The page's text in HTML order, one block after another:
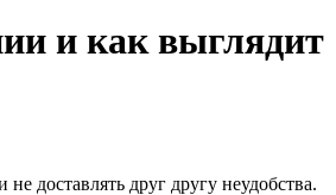
и как выглядит
доставлять друг другу неудобства.